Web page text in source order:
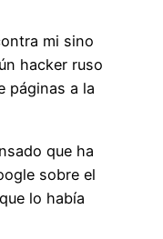
mi sino
hacker ruso
páginas a la
que ha
sobre el
lo había